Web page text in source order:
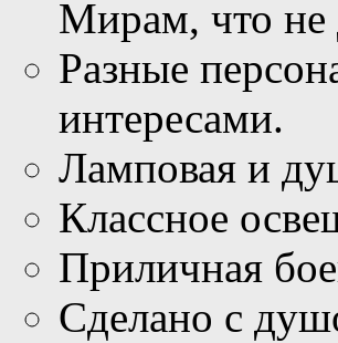
Мирам, что не
Разные
интересами.
Ламповая и
Классное
Приличная
Сделано с